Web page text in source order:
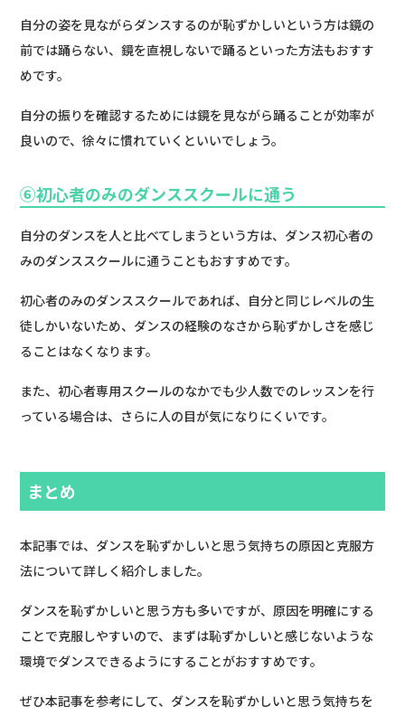
自分の姿を見ながらダンスするのが恥ずかしいという方は鏡の
前では踊らない、鏡を直視しないで踊るといった方法もおすす
めです。
自分の振りを確認するためには鏡を見ながら踊ることが効率が
良いので、徐々に慣れていくといいでしょう。
⑥初心者のみのダンススクールに通う
自分のダンスを人と比べてしまうという方は、ダンス初心者の
みのダンススクールに通うこともおすすめです。
初心者のみのダンススクールであれば、自分と同じレベルの生
徒しかいないため、ダンスの経験のなさから恥ずかしさを感じ
ることはなくなります。
また、初心者専用スクールのなかでも少人数でのレッスンを行
っている場合は、さらに人の目が気になりにくいです。
まとめ
本記事では、ダンスを恥ずかしいと思う気持ちの原因と克服方
法について詳しく紹介しました。
ダンスを恥ずかしいと思う方も多いですが、原因を明確にする
ことで克服しやすいので、まずは恥ずかしいと感じないような
環境でダンスできるようにすることがおすすめです。
ぜひ本記事を参考にして、ダンスを恥ずかしいと思う気持ちを